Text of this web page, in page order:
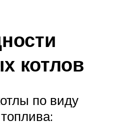
котлов
по виду